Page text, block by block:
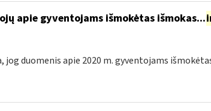
apie gyventojams išmokėtas išmokas...
duomenis apie 2020 m. gyventojams